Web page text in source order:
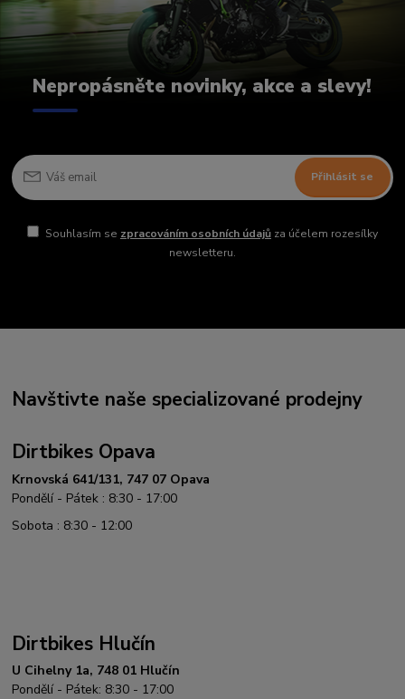
Nepropásněte novinky, akce a slevy!
Přihlásit se
Souhlasím se zpracováním osobních údajůza účelem rozesílky
newsletteru.
Navštivte naše specializované prodejny
Dirtbikes Opava
Krnovská 641/131, 747 07 Opava
Pondělí - Pátek : 8:30 - 17:00
Sobota : 8:30 - 12:00
Dirtbikes Hlučín
U Cihelny 1a, 748 01 Hlučín
Pondělí - Pátek: 8:30 - 17:00